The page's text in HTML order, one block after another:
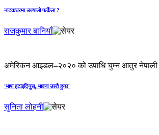
नाटकघरमा उज्यालो फर्केला ?
राजकुमार बानियाँ
अमेरिकन आइडल–२०२० को उपाधि चुम्न आतुर नेपाली
'भाषा हटाइदिनुस्, भावना उस्तै हुन्छ'
सुनिता लोहनी